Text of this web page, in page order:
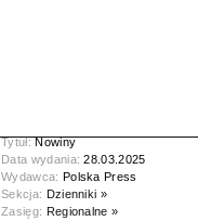
Tytuł:Nowiny
Data wydania:28.03.2025
Wydawca: Polska Press
Sekcja: Dzienniki »
Zasięg: Regionalne »